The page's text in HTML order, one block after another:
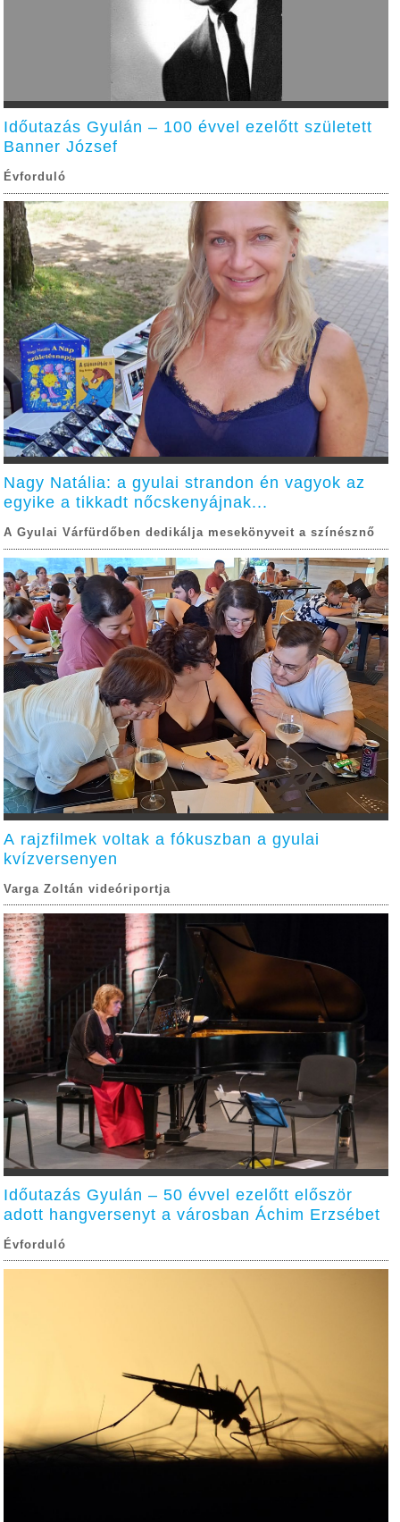
Időutazás Gyulán – 100 évvel ezelőtt született
Banner József
Évforduló
Nagy Natália: a gyulai strandon én vagyok az
egyike a tikkadt nőcskenyájnak...
A Gyulai Várfürdőben dedikálja mesekönyveit a színésznő
A rajzfilmek voltak a fókuszban a gyulai
kvízversenyen
Varga Zoltán videóriportja
Időutazás Gyulán – 50 évvel ezelőtt először
adott hangversenyt a városban Áchim Erzsébet
Évforduló